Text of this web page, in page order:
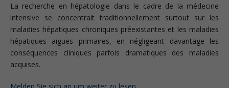
La recherche en hépatologie dans le cadre de la médecine
intensive se concentrait traditionnellement surtout sur les
maladies hépatiques chroniques préexistantes et les maladies
hépatiques aiguës primaires, en négligeant davantage les
conséquences cliniques parfois dramatiques des maladies
acquises.